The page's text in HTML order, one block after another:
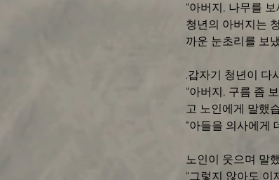
“아버지, 나무를
청년의 아버지는
.갑자기 청년이 다
“아버지, 구름 좀
고 노인에게 말했
"아들을 의사에게
노인이 웃으며 말
“그렇지 않아도